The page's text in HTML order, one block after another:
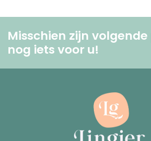
Misschien zijn
nog iets voor u! ​